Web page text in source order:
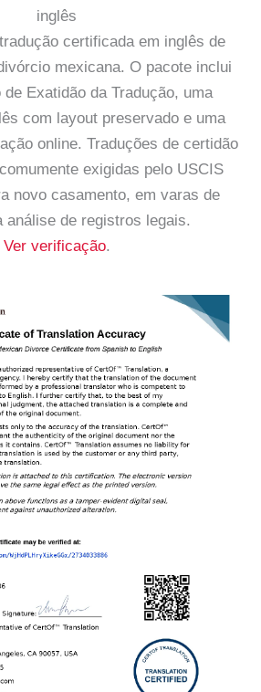
inglês
certificada em inglês de
mexicana. O pacote inclui
Exatidão da Tradução, uma
com layout preservado e uma
online. Traduções de certidão
exigidas pelo USCIS
novo casamento, em varas de
análise de registros legais.
Ver verificação.